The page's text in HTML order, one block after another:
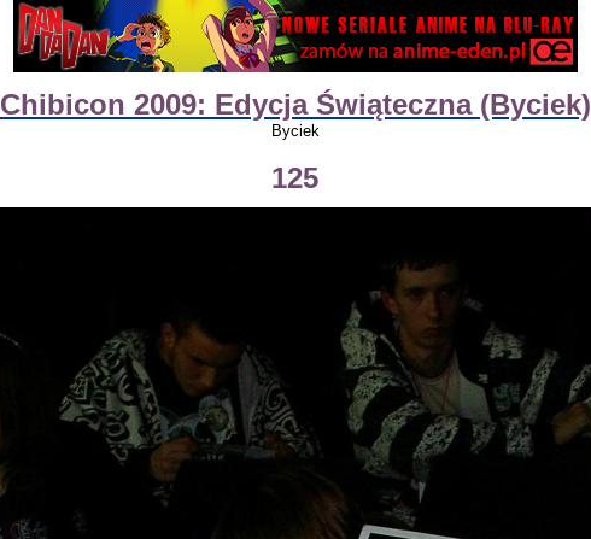
Chibicon 2009: Edycja Świąteczna (Byciek)
Byciek
125